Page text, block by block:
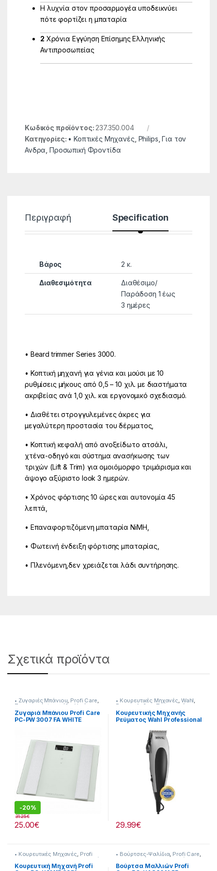
Η λυχνία στον προσαρμογέα υποδεικνύει
πότε φορτίζει η μπαταρία
2 Χρόνια Εγγύηση Επίσημης Ελληνικής
Αντιπροσωπείας
Κωδικός προϊόντος:237.350.004
Κατηγορίες: • Κοπτικές Μηχανές, Philips,Για τον
Ανδρα,Προσωπική Φροντίδα
Περιγραφή Specification
Βάρος 2 κ.
Διαθεσιμότητα
Διαθέσιμο/
Παράδοση 1 έως
3 ημέρες
• Beard trimmer Series 3000.
• Κοπτική μηχανή για γένια και μούσι με 10
ρυθμίσεις μήκους από 0,5 – 10 χιλ. με διαστήματα
ακριβείας ανά 1,0 χιλ. και εργονομικό σχεδιασμό.
• Διαθέτει στρογγυλεμένες άκρες για
μεγαλύτερη προστασία του δέρματος,
• Κοπτική κεφαλή από ανοξείδωτο ατσάλι,
χτένα-οδηγό και σύστημα ανασήκωσης των
τριχών (Lift & Trim) για ομοιόμορφο τριμάρισμα και
άψογο αξύριστο look 3 ημερών.
• Χρόνος φόρτισης 10 ώρες και αυτονομία 45
λεπτά,
• Επαναφορτιζόμενη μπαταρία NiMΗ,
• Φωτεινή ένδειξη φόρτισης μπαταρίας,
• Πλενόμενη,δεν χρειάζεται λάδι συντήρησης.
Σχετικά προϊόντα
• Ζυγαριές Μπάνιου, Profi Care,
Προσωπική Φροντίδα ,Υγεία-
Ευεξία
Ζυγαριά Μπάνιου Profi Care
PC-PW 3007 FA WHITE
-20%
25.00€
31.25€
• Κουρευτικές Μηχανές, Wahl,
Για τον Ανδρα Προσωπική
Φροντίδα
Κουρευτικής Μηχανής
Ρεύματος Wahl Professional
29.99€
• Κουρευτικές Μηχανές Profi
, Για τον Ανδρα Προσωπική
Φροντίδα
Κουρευτική Μηχανή Profi
• Βούρτσες-Ψαλίδια, Profi Care
Για τη Γυναίκα Προσωπική
Φροντίδα
Βούρτσα Μαλλιών Profi